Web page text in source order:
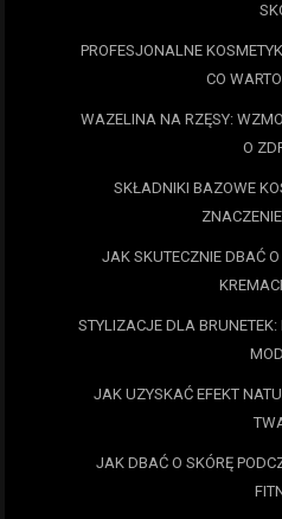
PROFESJONALNE
CO
WAZELINA NA RZĘSY:
O
SKŁADNIKI BAZOWE
JAK SKUTECZNIE DBAĆ
STYLIZACJE DLA
JAK UZYSKAĆ EFEKT
JAK DBAĆ O SKÓRĘ